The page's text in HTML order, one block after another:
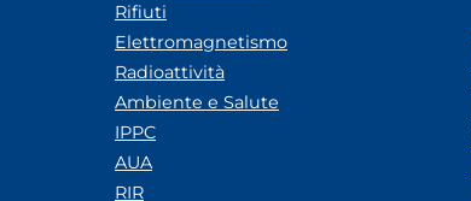
Rifiuti
Elettromagnetismo
Radioattività
Ambiente e Salute
IPPC
AUA
RIR